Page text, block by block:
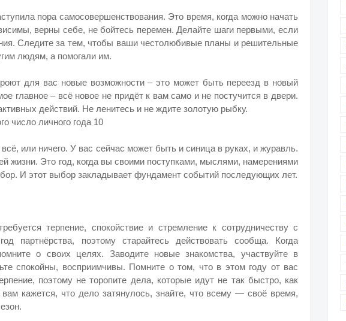
пора самосовершенствования. Это время, когда можно начать
верны себе, не бойтесь перемен. Делайте шаги первыми, если
Следите за тем, чтобы ваши честолюбивые планы и решительные
людям, а помогали им.
для вас новые возможности – это может быть переезд в новый
главное – всё новое не придёт к вам само и не постучится в двери.
действий. Не ленитесь и не ждите золотую рыбку.
число личного года 10
или ничего. У вас сейчас может быть и синица в руках, и журавль.
жизни. Это год, когда вы своими поступками, мыслями, намерениями
И этот выбор закладывает фундамент событий последующих лет.
терпение, спокойствие и стремление к сотрудничеству с
партнёрства, поэтому старайтесь действовать сообща. Когда
о своих целях. Заводите новые знакомства, участвуйте в
спокойны, восприимчивы. Помните о том, что в этом году от вас
поэтому не торопите дела, которые идут не так быстро, как
кажется, что дело затянулось, знайте, что всему — своё время,